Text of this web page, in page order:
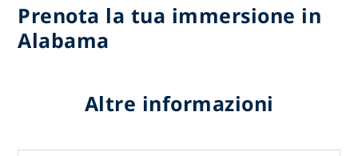
Prenota la tua immersione in
Alabama
Altre informazioni